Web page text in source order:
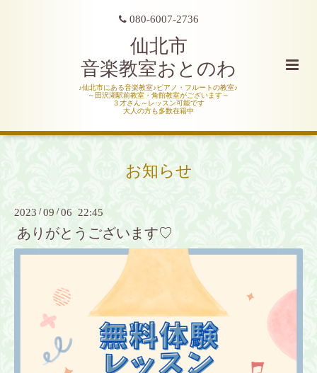
080-6007-2736
仙北市
音楽教室おとのわ
♪仙北市にある音楽教室♪ピアノ・フルートの教室♪
～田沢湖駅前教室・角館教室がございます～
３才さん～レッスン可能です
大人の方も多数在籍中
お知らせ
2023 /09 /06 22:45
ありがとうございます♡